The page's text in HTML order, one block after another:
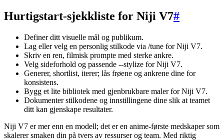
Hurtigstart-sjekkliste for Niji V7#
Definer ditt visuelle mål og publikum.
Lag eller velg en personlig stilkode via /tune for Niji V7.
Skriv en ren, filmisk prompte med sterke ankre.
Velg sideforhold og passende --stylize for Niji V7.
Generer, shortlist, iterer; lås frøene og ankrene dine for
konsistens.
Bygg et lite bibliotek med gjenbrukbare maler for Niji V7.
Dokumenter stilkodene og innstillingene dine slik at teamet
ditt kan gjenskape resultater.
Niji V7 er mer enn en modell; det er en anime-første medskaper som
skalerer smaken din på tvers av ressurser og team. Med riktig